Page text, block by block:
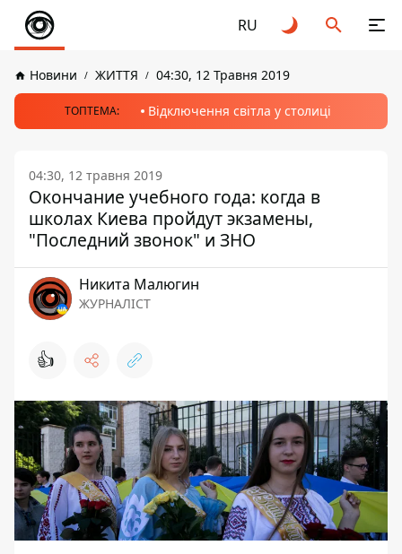
RU
Новини ЖИТТЯ 04:30, 12 Травня 2019
ТОПТЕМА: Відключення світла у столиці
04:30, 12 травня 2019
Окончание учебного года: когда в
школах Киева пройдут экзамены,
"Последний звонок" и ЗНО
Никита Малюгин
ЖУРНАЛІСТ
👍